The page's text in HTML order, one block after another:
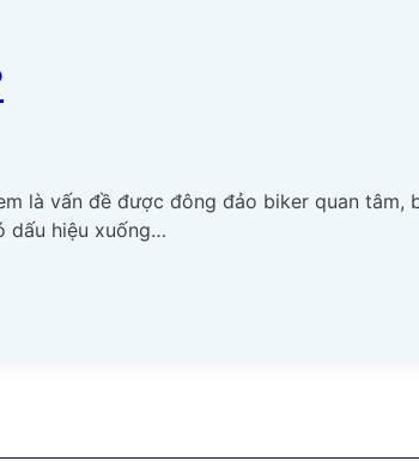
là vấn đề được đông đảo biker quan tâm,
dấu hiệu xuống…